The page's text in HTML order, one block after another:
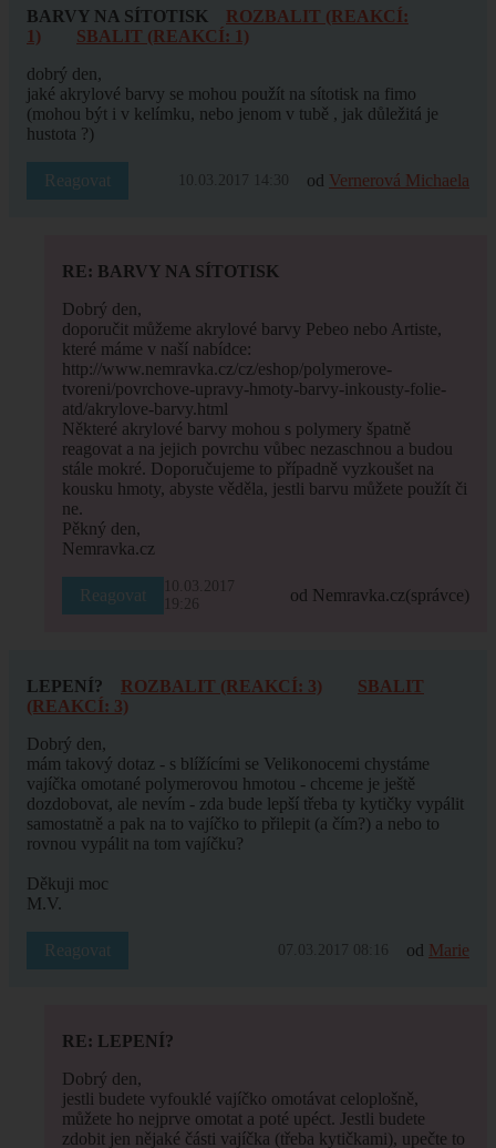
BARVY NA SÍTOTISK
ROZBALIT (REAKCÍ:
1)
SBALIT (REAKCÍ: 1)
dobrý den,
jaké akrylové barvy se mohou použít na sítotisk na fimo
(mohou být i v kelímku, nebo jenom v tubě , jak důležitá je
hustota ?)
Reagovat 10.03.2017 14:30 od Vernerová Michaela
RE: BARVY NA SÍTOTISK
Dobrý den,
doporučit můžeme akrylové barvy Pebeo nebo Artiste,
které máme v naší nabídce:
http://www.nemravka.cz/cz/eshop/polymerove-
tvoreni/povrchove-upravy-hmoty-barvy-inkousty-folie-
atd/akrylove-barvy.html
Některé akrylové barvy mohou s polymery špatně
reagovat a na jejich povrchu vůbec nezaschnou a budou
stále mokré. Doporučujeme to případně vyzkoušet na
kousku hmoty, abyste věděla, jestli barvu můžete použít či
ne.
Pěkný den,
Nemravka.cz
Reagovat
10.03.2017
19:26
od Nemravka.cz(správce)
LEPENÍ? ROZBALIT (REAKCÍ: 3)
SBALIT
(REAKCÍ: 3)
Dobrý den,
mám takový dotaz - s blížícími se Velikonocemi chystáme
vajíčka omotané polymerovou hmotou - chceme je ještě
dozdobovat, ale nevím - zda bude lepší třeba ty kytičky vypálit
samostatně a pak na to vajíčko to přilepit (a čím?) a nebo to
rovnou vypálit na tom vajíčku?
Děkuji moc
M.V.
Reagovat 07.03.2017 08:16 od Marie
RE: LEPENÍ?
Dobrý den,
jestli budete vyfouklé vajíčko omotávat celoplošně,
můžete ho nejprve omotat a poté upéct. Jestli budete
zdobit jen nějaké části vajíčka (třeba kytičkami), upečte to